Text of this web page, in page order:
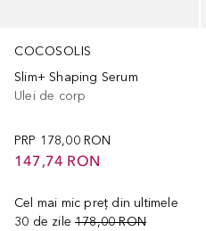
COCOSOLIS
Slim+ Shaping Serum
Ulei de corp
PRP 178,00 RON
147,74 RON
Cel mai mic preț din ultimele
30 de zile 178,00 RON